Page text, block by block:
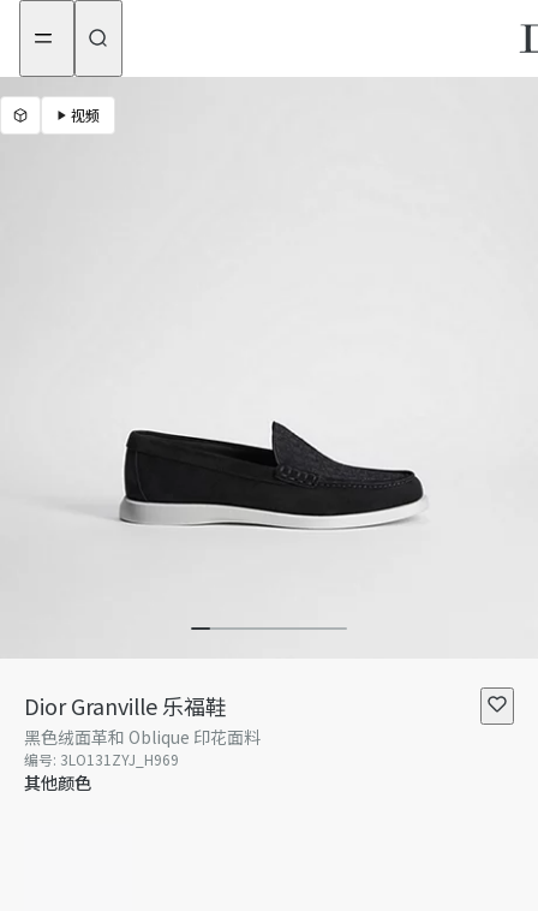
aria_goToMenu
aria_goToContent
视频
Dior Granville 乐福鞋
黑色绒面革和 Oblique 印花面料
编号: 3LO131ZYJ_H969
其他颜色